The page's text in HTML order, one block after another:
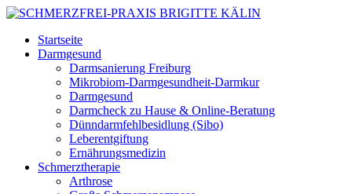
Startseite
Darmgesund
Darmsanierung Freiburg
Mikrobiom-Darmgesundheit-Darmkur
Darmgesund
Darmcheck zu Hause & Online-Beratung
Dünndarmfehlbesidlung (Sibo)
Leberentgiftung
Ernährungsmedizin
Schmerztherapie
Arthrose